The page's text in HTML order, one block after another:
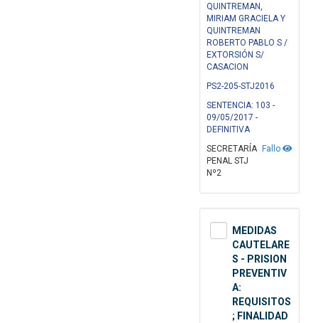
QUINTREMAN,
MIRIAM GRACIELA Y
QUINTREMAN
ROBERTO PABLO S /
EXTORSIÓN S/
CASACION
PS2-205-STJ2016
SENTENCIA: 103 -
09/05/2017 -
DEFINITIVA
Fallo
SECRETARÍA
PENAL STJ
Nº2
MEDIDAS
CAUTELARE
S - PRISION
PREVENTIV
A:
REQUISITOS
; FINALIDAD